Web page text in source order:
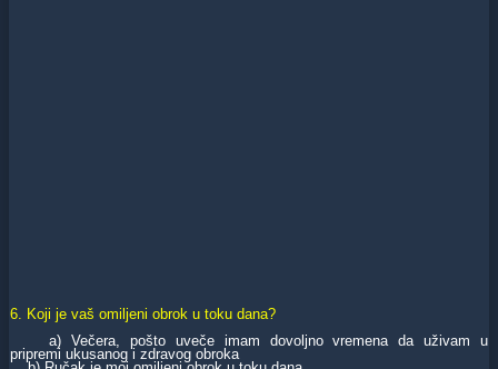
6. Koji je vaš omiljeni obrok u toku dana?
a) Večera, pošto uveče imam dovoljno vremena da uživam u
pripremi ukusanog i zdravog obroka